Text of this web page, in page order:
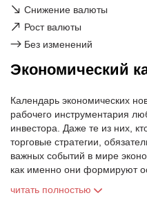
↘ Снижение валюты
↗ Рост валюты
→ Без изменений
Экономический
Календарь экономических
рабочего инструментария
инвестора. Даже те из них,
торговые стратегии,
важных событий в мире
как именно они формируют
читать полностью